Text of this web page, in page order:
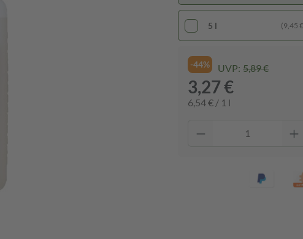
5 l (9,45
-44% UVP: 5,89 €
3,27 €
6,54 € / 1 l